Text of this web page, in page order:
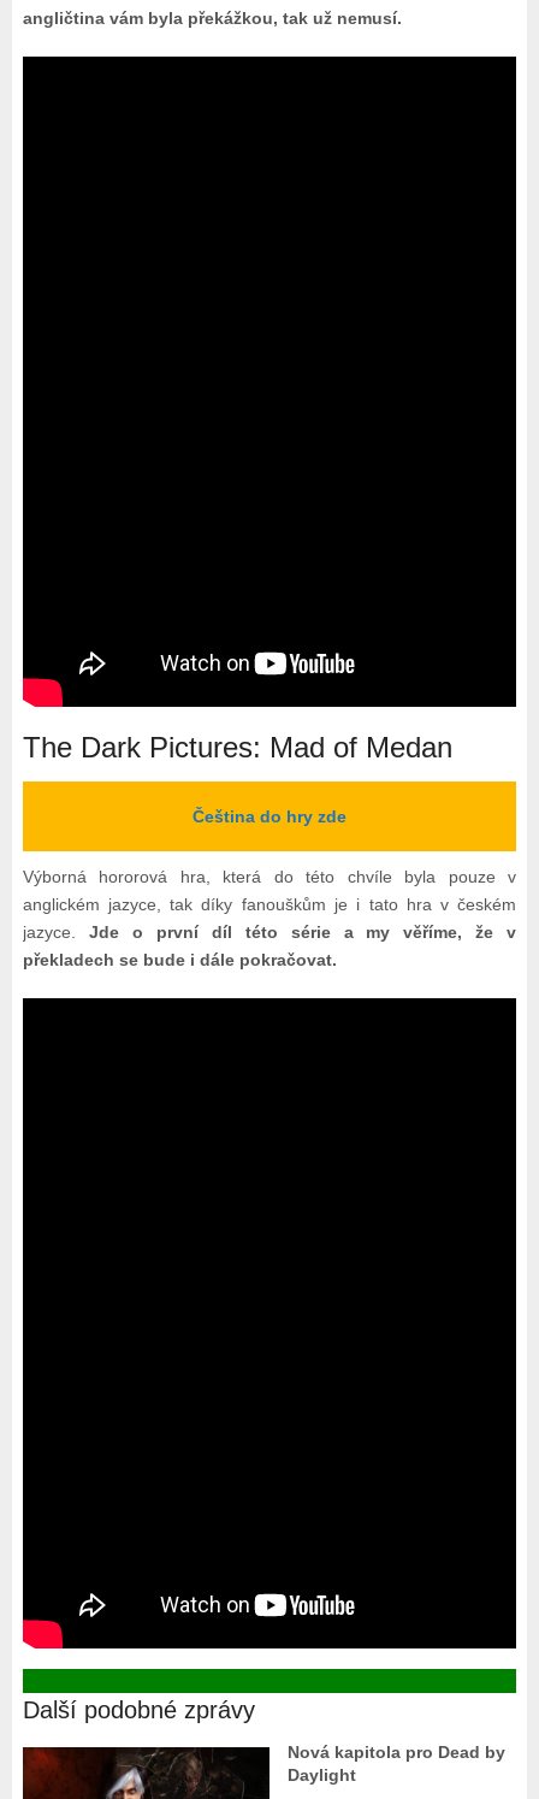
angličtina vám byla překážkou, tak už nemusí.
The Dark Pictures: Mad of Medan
Čeština do hry zde
Výborná hororová hra, která do této chvíle byla pouze v
anglickém jazyce, tak díky fanouškům je i tato hra v českém
jazyce. Jde o první díl této série a my věříme, že v
překladech se bude i dále pokračovat.
Další podobné zprávy
Nová kapitola pro Dead by
Daylight